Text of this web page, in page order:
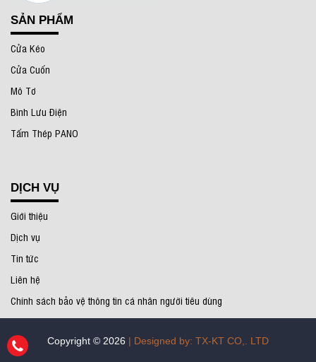
SẢN PHẨM
Cửa Kéo
Cửa Cuốn
Mô Tơ
Bình Lưu Điện
Tấm Thép PANO
DỊCH VỤ
Giới thiệu
Dịch vụ
Tin tức
Liên hệ
Chính sách bảo vệ thông tin cá nhân người tiêu dùng
Copyright © 2026 | Designed by: TX-KT CO,. LTD